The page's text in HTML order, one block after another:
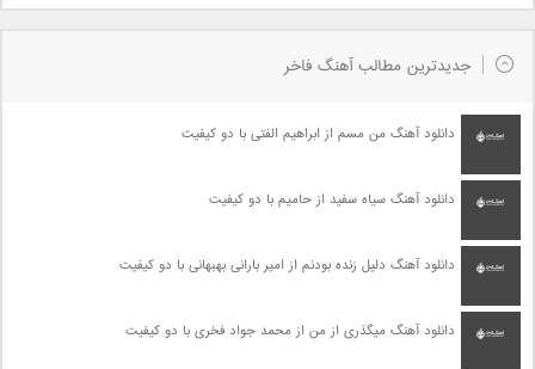
جدیدترین مطالب آهنگ فاخر
دانلود آهنگ من مسم از ابراهیم الفتی با دو کیفیت
دانلود آهنگ سیاه سفید از حامیم با دو کیفیت
دانلود آهنگ دلیل زنده بودنم از امیر بارانی بهبهانی با دو کیفیت
دانلود آهنگ میگذری از من از محمد جواد فخری با دو کیفیت